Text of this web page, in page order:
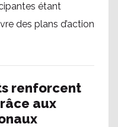
étant
des plans d’action
renforcent
aux